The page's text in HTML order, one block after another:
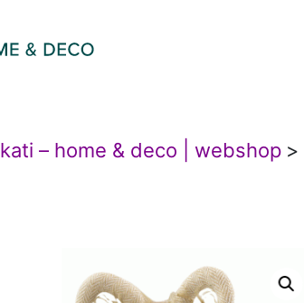
kati – home & deco | webshop >